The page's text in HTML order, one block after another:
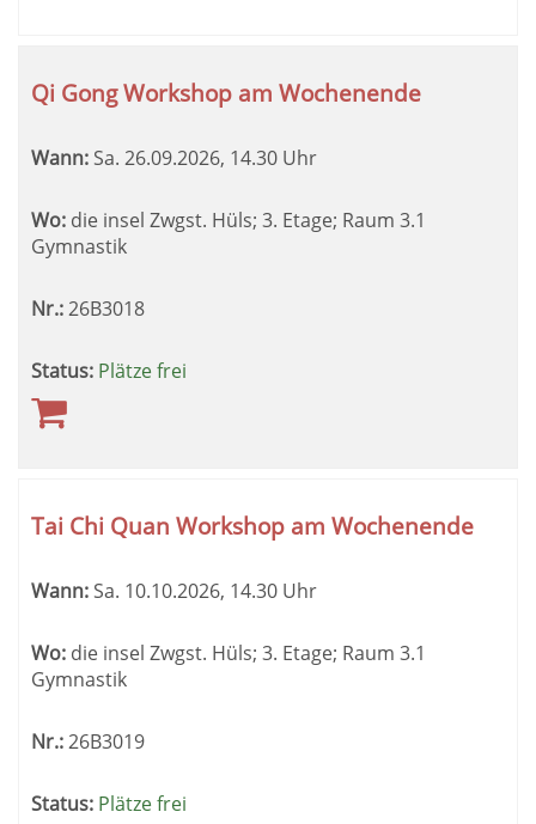
Qi Gong Workshop am Wochenende
Wann: Sa. 26.09.2026, 14.30 Uhr
Wo: die insel Zwgst. Hüls; 3. Etage; Raum 3.1
Gymnastik
Nr.:26B3018
Status: Plätze frei
Tai Chi Quan Workshop am Wochenende
Wann:Sa. 10.10.2026, 14.30 Uhr
Wo: die insel Zwgst. Hüls; 3. Etage; Raum 3.1
Gymnastik
Nr.:26B3019
Status: Plätze frei